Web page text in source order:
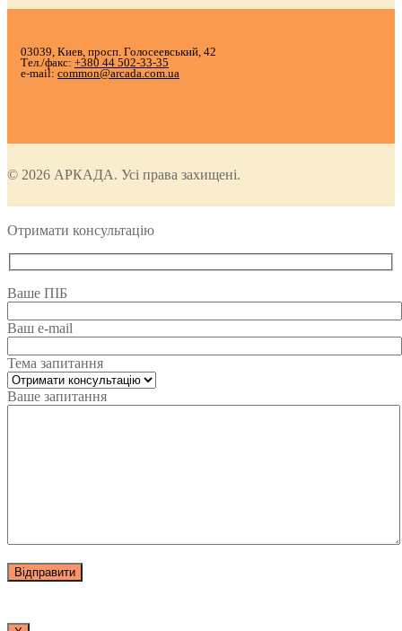
03039, Киев, просп. Голосеевський, 42
Тел./факс: +380 44 502-33-35
e-mail: common@arcada.com.ua
© 2026 АРКАДА. Усі права захищені.
Отримати консультацію
Ваше ПІБ
Ваш e-mail
Тема запитання
Ваше запитання